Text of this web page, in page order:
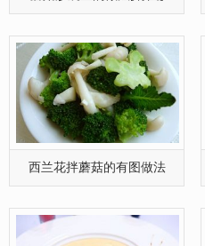
西兰花拌蘑菇的有图做法